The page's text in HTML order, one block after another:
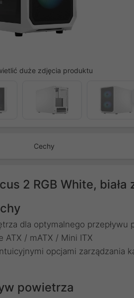
duże zdjęcia produktu
Cechy
2 RGB White, biała
dla optymalnego przepływu
ATX / mATX / Mini ITX
opcjami zarządzania
powietrza